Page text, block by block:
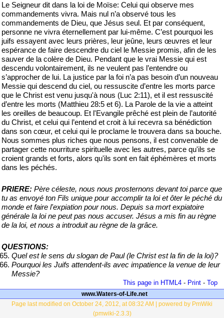
Le Seigneur dit dans la loi de Moïse: Celui qui observe mes
commandements vivra. Mais nul n’a observé tous les
commandements de Dieu, que Jésus seul. Et par conséquent,
personne ne vivra éternellement par lui-même. C’est pourquoi les
juifs essayent avec leurs prières, leur jeûne, leurs œuvres et leur
espérance de faire descendre du ciel le Messie promis, afin de les
sauver de la colère de Dieu. Pendant que le vrai Messie qui est
descendu volontairement, ils ne veulent pas l’entendre ou
s’approcher de lui. La justice par la foi n’a pas besoin d’un nouveau
Messie qui descend du ciel, ou ressuscite d’entre les morts parce
que le Christ est venu jusqu'à nous (Luc 2:11), et il est ressuscité
d’entre les morts (Matthieu 28:5 et 6). La Parole de la vie a atteint
les oreilles de beaucoup. Et l'Evangile prêché est plein de l’autorité
du Christ, et celui qui l’entend et croit à lui recevra sa bénédiction
dans son cœur, et celui qui le proclame le trouvera dans sa bouche.
Nous sommes plus riches que nous pensons, il est convenable de
partager cette nourriture spirituelle avec les autres, parce qu'ils se
croient grands et forts, alors qu'ils sont en fait éphémères et morts
dans les péchés.
PRIERE: Père céleste, nous nous prosternons devant toi parce que
tu as envoyé ton Fils unique pour accomplir ta loi et ôter le péché du
monde et faire l'expiation pour nous. Depuis sa mort expiatoire
générale la loi ne peut pas nous accuser. Jésus a mis fin au règne
de la loi, et nous a introduit au règne de la grâce.
QUESTIONS:
Quel est le sens du slogan de Paul (le Christ est la fin de la loi)?
Pourquoi les Juifs attendent-ils avec impatience la venue de leur
Messie?
This page in HTML4 - Print - Top
www.Waters-of-Life.net
Page last modified on October 24, 2012, at 08:32 AM | powered by PmWiki
(pmwiki-2.3.3)